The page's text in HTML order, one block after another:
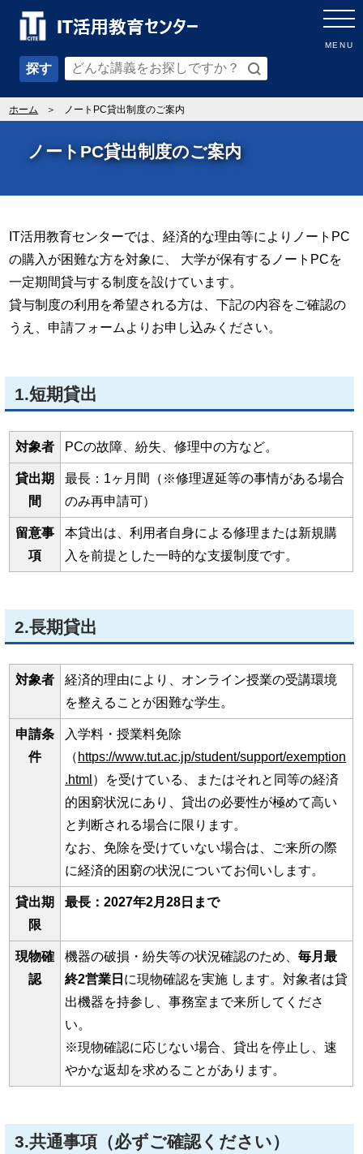
探す
MENU
ホーム ノートPC貸出制度のご案内
ノートPC貸出制度のご案内
IT活用教育センターでは、経済的な理由等によりノートPC
の購入が困難な方を対象に、 大学が保有するノートPCを
⼀定期間貸与する制度を設けています。
貸与制度の利用を希望される方は、下記の内容をご確認の
うえ、申請フォームよりお申し込みください。
1.短期貸出
対象者 PCの故障、紛失、修理中の方など。
貸出期
間
最長：1ヶ月間（※修理遅延等の事情がある場合
のみ再申請可）
留意事
項
本貸出は、利用者自身による修理または新規購
入を前提とした⼀時的な支援制度です。
2.長期貸出
対象者
経済的理由により、オンライン授業の受講環境
を整えることが困難な学生。
申請条
件
入学料・授業料免除
（ https://www.tut.ac.jp/student/support/exemption
.html ）を受けている、またはそれと同等の経済
的困窮状況にあり、貸出の必要性が極めて高い
と判断される場合に限ります。
なお、免除を受けていない場合は、ご来所の際
に経済的困窮の状況についてお伺いします。
貸出期
限
最長：2027年2月28日まで
現物確
認
機器の破損・紛失等の状況確認のため、毎月最
終2営業日 に現物確認を実施 します。対象者は貸
出機器を持参し、事務室まで来所してくださ
い。
※現物確認に応じない場合、貸出を停止し、速
やかな返却を求めることがあります。
3.共通事項（必ずご確認ください）